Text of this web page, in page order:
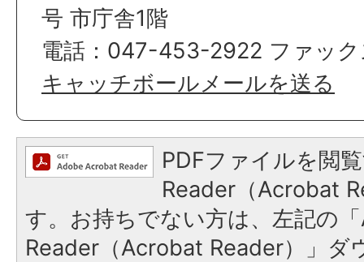
号 市庁舎1階
電話：047-453-2922 ファッ
キャッチボールメールを送る
PDFファイルを閲
Reader（Acrobat
す。お持ちでない方は、左記の
Reader（Acrobat Reader）」ダ